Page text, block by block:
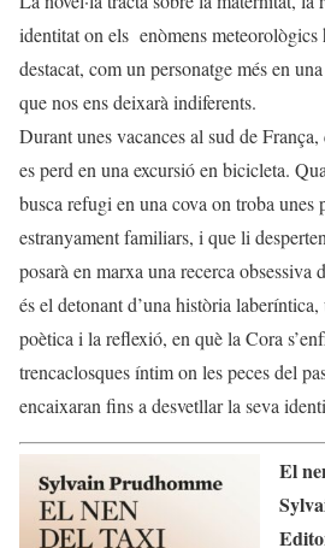
identitat on els enòmens meteorològics
destacat, com un personatge més en
que nos ens deixarà indiferents.
Durant unes vacances al sud de
es perd en una excursió en bicicleta.
busca refugi en una cova on troba unes
estranyament familiars, i que li
posarà en marxa una recerca obsessiva
és el detonant d’una història
poètica i la reflexió, en què la Cora
trencaclosques íntim on les peces del
encaixaran fins a desvetllar la seva
El